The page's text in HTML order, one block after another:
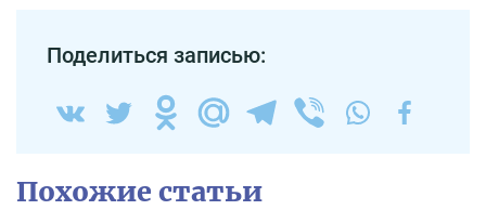
Поделиться записью:
Похожие статьи